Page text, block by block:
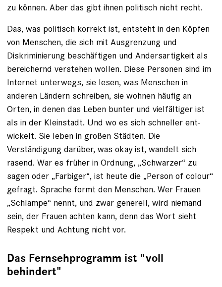
zu können. Aber das gibt ihnen politisch nicht recht.
Das, was politisch korrekt ist, entsteht in den Köpfen
von Menschen, die sich mit Ausgrenzung und
Diskriminierung beschäftigen und Andersartigkeit als
bereichernd verstehen wollen. Diese Personen sind im
Internet unterwegs, sie lesen, was Menschen in
anderen Ländern schreiben, sie wohnen häufig an
Orten, in denen das Leben bunter und vielfältiger ist
als in der Kleinstadt. Und wo es sich schneller ent­
wickelt. Sie leben in großen Städten. Die
Verständigung darüber, was okay ist, wandelt sich
rasend. War es früher in Ordnung, „Schwarzer“ zu
sagen oder „Farbiger“, ist heute die „Person of ­colour“
gefragt. Sprache formt den Menschen. Wer Frauen
„Schlampe“ nennt, und zwar generell, wird niemand
sein, der Frauen achten kann, denn das Wort sieht
Respekt und Achtung nicht vor.
Das Fernsehprogramm ist "voll
behindert"